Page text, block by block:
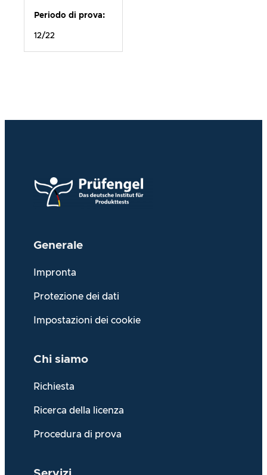
Periodo di prova:
12/22
Generale
Impronta
Protezione dei dati
Impostazioni dei cookie
Chi siamo
Richiesta
Ricerca della licenza
Procedura di prova